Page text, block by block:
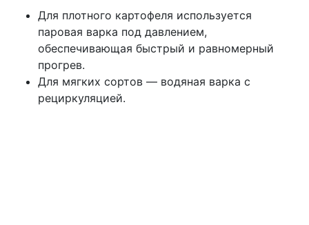
Для плотного картофеля используется
паровая варка под давлением,
обеспечивающая быстрый и равномерный
прогрев.
Для мягких сортов — водяная варка с
рециркуляцией.